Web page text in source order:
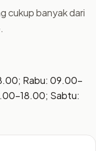
cukup banyak dari
Rabu: 09.00–
Sabtu: